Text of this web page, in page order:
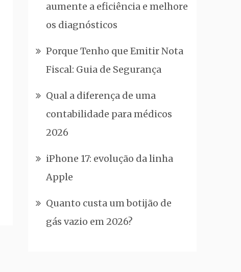
aumente a eficiência e melhore
os diagnósticos
Porque Tenho que Emitir Nota
Fiscal: Guia de Segurança
Qual a diferença de uma
contabilidade para médicos
2026
iPhone 17: evolução da linha
Apple
Quanto custa um botijão de
gás vazio em 2026?